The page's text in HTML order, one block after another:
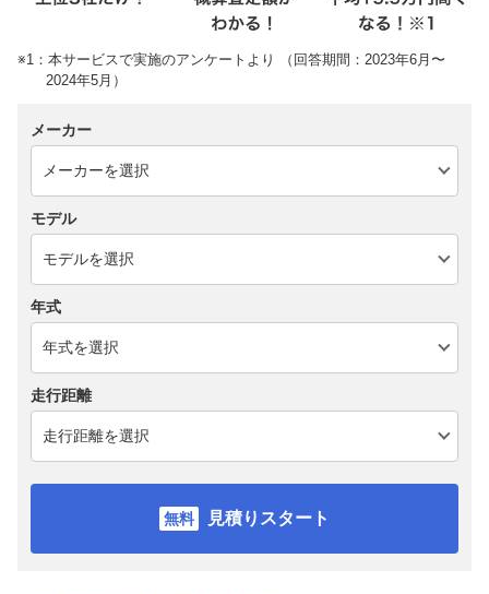
※1：本サービスで実施のアンケートより （回答期間：2023年6月〜
2024年5月）
メーカー
モデル
年式
走行距離
見積りスタート